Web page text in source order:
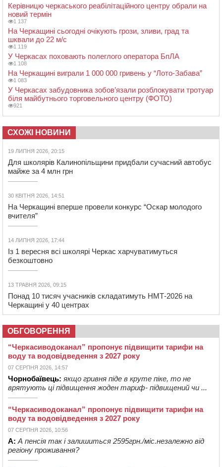
Керівницю черкаського реабілітаційного центру обрали на
новий термін
1 137
На Черкащині сьогодні очікують грози, зливи, град та
шквали до 22 м/с
1 119
У Черкасах поховають полеглого оператора БпЛА
1 108
На Черкащині виграли 1 000 000 гривень у “Лото-Забава”
1 083
У Черкасах забудовника зобов’язали розблокувати тротуар
біля майбутнього торговельного центру (ФОТО)
921
СХОЖІ НОВИНИ
19 ЛИПНЯ 2026, 20:15
Для школярів Калинопільщини придбали сучасний автобус
майже за 4 млн грн
30 КВІТНЯ 2026, 14:51
На Черкащині вперше провели конкурс “Оскар молодого
вчителя”
14 ЛИПНЯ 2026, 17:44
Із 1 вересня всі школярі Черкас харчуватимуться
безкоштовно
13 ТРАВНЯ 2026, 09:15
Понад 10 тисяч учасників складатимуть НМТ-2026 на
Черкащині у 40 центрах
ОБГОВОРЕННЯ
“Черкасиводоканал” пропонує підвищити тарифи на
воду та водовідведення з 2027 року
07 СЕРПНЯ 2026, 14:57
Чорнобаївець: якщо гривня піде в круте піке, то не
врятують ці підвищення жоден тариф- підвищений чи ...
“Черкасиводоканал” пропонує підвищити тарифи на
воду та водовідведення з 2027 року
07 СЕРПНЯ 2026, 10:56
А: А пенсія так і залишиться 2595грн./міс.незалежно від
регіону проживання?